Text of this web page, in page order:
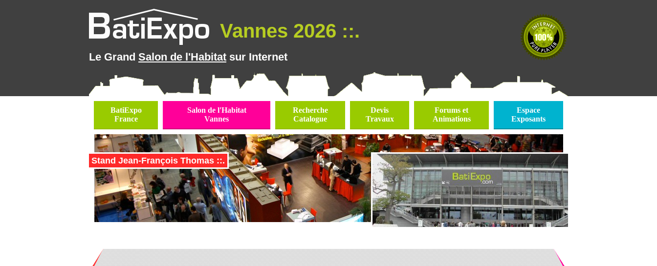
Vannes 2026 ::.
Le Grand Salon de l'Habitat sur Internet
BatiExpo
France
Salon de l'Habitat
Vannes
Recherche
Catalogue
Devis
Travaux
Forums et
Animations
Espace
Exposants
Stand Jean-François Thomas ::.